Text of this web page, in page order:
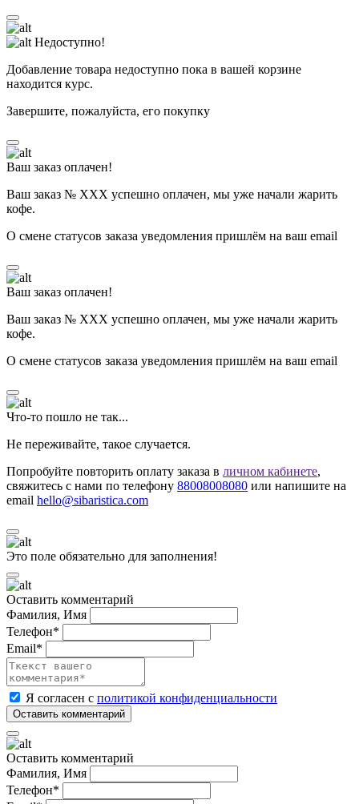
Недоступно!
Добавление товара недоступно пока в вашей корзине
находится курс.
Завершите, пожалуйста, его покупку
Ваш заказ оплачен!
Ваш заказ № ХХХ успешно оплачен, мы уже начали жарить
кофе.
О смене статусов заказа уведомления пришлём на ваш email
Ваш заказ оплачен!
Ваш заказ № ХХХ успешно оплачен, мы уже начали жарить
кофе.
О смене статусов заказа уведомления пришлём на ваш email
Что-то пошло не так...
Не переживайте, такое случается.
Попробуйте повторить оплату заказа в личном кабинете,
свяжитесь с нами по телефону 88008008080 или напишите на
email hello@sibaristica.com
Это поле обязательно для заполнения!
Оставить комментарий
Фамилия, Имя
Телефон*
Email*
Я согласен с политикой конфиденциальности
Оставить комментарий
Фамилия, Имя
Телефон*